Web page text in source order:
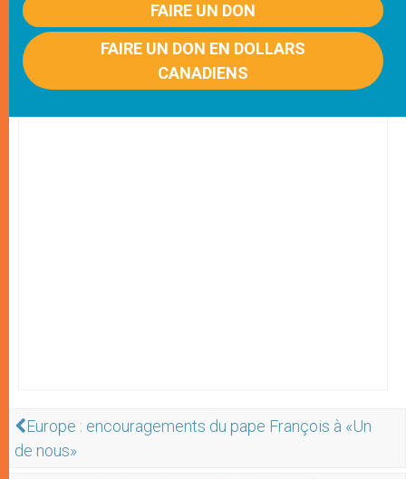
FAIRE UN DON
FAIRE UN DON EN DOLLARS
CANADIENS
Europe : encouragements du pape François à «Un
de nous»